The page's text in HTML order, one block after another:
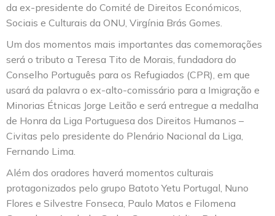
da ex-presidente do Comité de Direitos Económicos,
Sociais e Culturais da ONU, Virgínia Brás Gomes.
Um dos momentos mais importantes das comemorações
será o tributo a Teresa Tito de Morais, fundadora do
Conselho Português para os Refugiados (CPR), em que
usará da palavra o ex-alto-comissário para a Imigração e
Minorias Étnicas Jorge Leitão e será entregue a medalha
de Honra da Liga Portuguesa dos Direitos Humanos –
Civitas pelo presidente do Plenário Nacional da Liga,
Fernando Lima.
Além dos oradores haverá momentos culturais
protagonizados pelo grupo Batoto Yetu Portugal, Nuno
Flores e Silvestre Fonseca, Paulo Matos e Filomena